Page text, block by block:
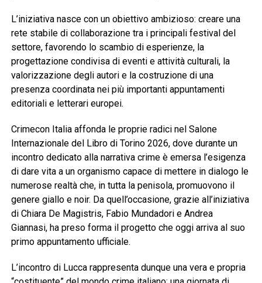
L’iniziativa nasce con un obiettivo ambizioso: creare una
rete stabile di collaborazione tra i principali festival del
settore, favorendo lo scambio di esperienze, la
progettazione condivisa di eventi e attività culturali, la
valorizzazione degli autori e la costruzione di una
presenza coordinata nei più importanti appuntamenti
editoriali e letterari europei.
Crimecon Italia affonda le proprie radici nel Salone
Internazionale del Libro di Torino 2026, dove durante un
incontro dedicato alla narrativa crime è emersa l’esigenza
di dare vita a un organismo capace di mettere in dialogo le
numerose realtà che, in tutta la penisola, promuovono il
genere giallo e noir. Da quell’occasione, grazie all’iniziativa
di Chiara De Magistris, Fabio Mundadori e Andrea
Giannasi, ha preso forma il progetto che oggi arriva al suo
primo appuntamento ufficiale.
L’incontro di Lucca rappresenta dunque una vera e propria